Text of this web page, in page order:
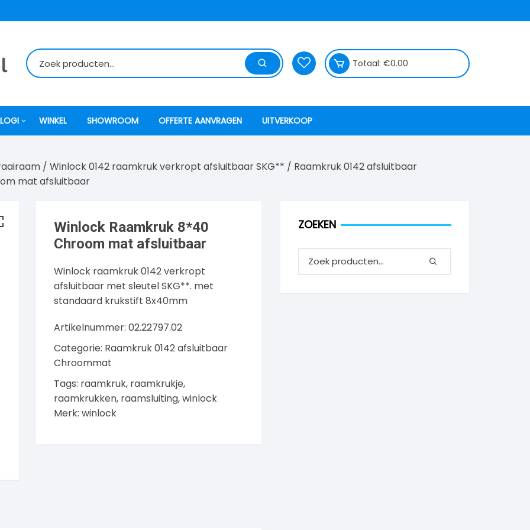
Totaal: €0.00
WINKEL SHOWROOM OFFERTE AANVRAGEN UITVERKOOP
/ Winlock 0142 raamkruk verkropt afsluitbaar SKG** / Raamkruk 0142 afsluitbaar
mat afsluitbaar
Winlock Raamkruk 8*40
Chroom mat afsluitbaar
Winlock raamkruk 0142 verkropt
afsluitbaar met sleutel SKG**. met
standaard krukstift 8x40mm
Artikelnummer:02.22797.02
Categorie: Raamkruk 0142 afsluitbaar
Chroommat
Tags: raamkruk, raamkrukje,
raamkrukken, raamsluiting,winlock
Merk:winlock
ZOEKEN